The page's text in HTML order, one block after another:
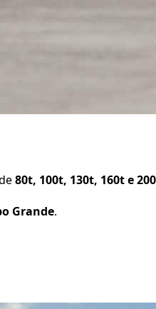
80t, 100t, 130t, 160t e
Grande.